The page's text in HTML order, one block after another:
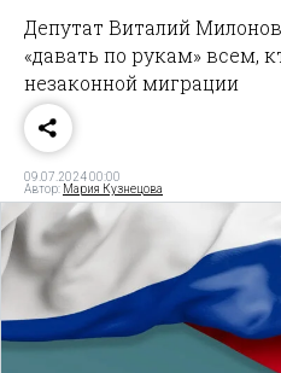
Депутат Виталий
«давать по рукам» всем,
незаконной миграции
09.07.2024 00:00
Автор: Мария Кузнецова